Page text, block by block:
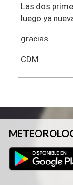
Las dos
luego ya
gracias
CDM